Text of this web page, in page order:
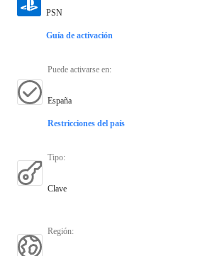
PSN
Guía de activación
Puede activarse en:
España
Restricciones del país
Tipo:
Clave
Región: